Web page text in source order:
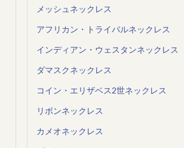
メッシュネックレス
アフリカン・トライバルネックレス
インディアン・ウェスタンネックレス
ダマスクネックレス
コイン・エリザベス2世ネックレス
リボンネックレス
カメオネックレス